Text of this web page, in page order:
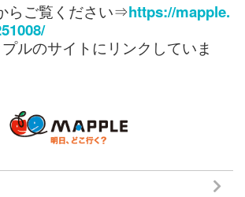
らご覧ください⇒https://mapple.
ルのサイトにリンクしていま